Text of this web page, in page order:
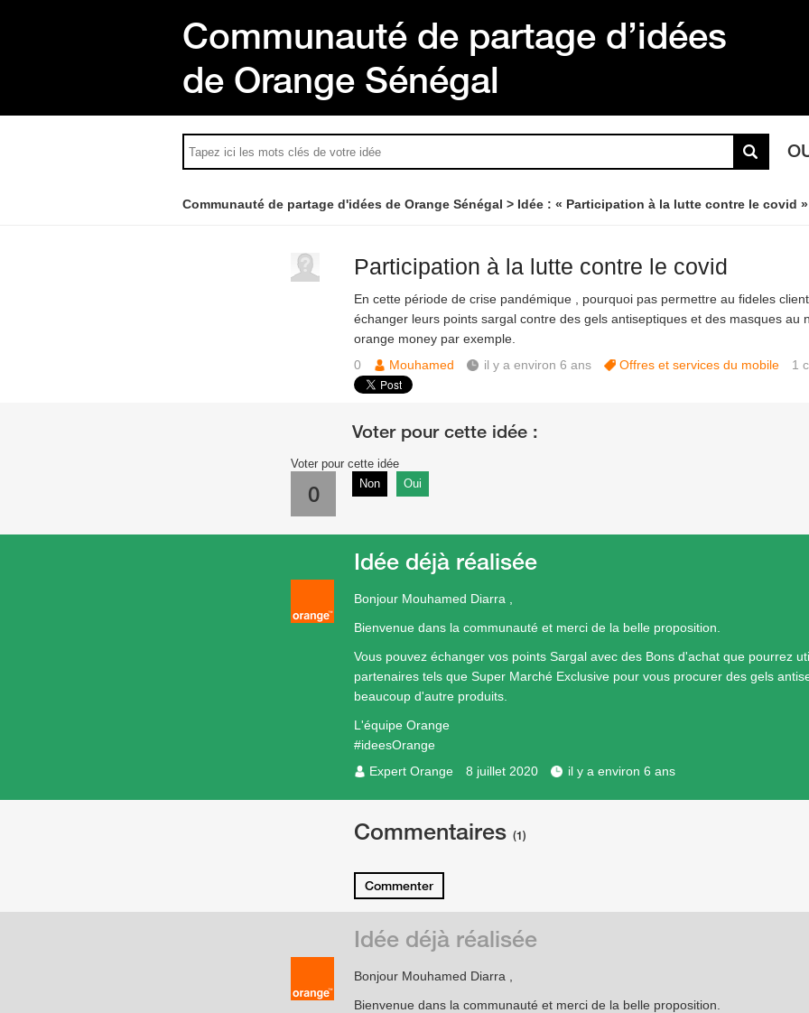
Communauté de partage d’idées
de Orange Sénégal
Communauté de partage d'idées de Orange Sénégal Idée : « Participation à la lutte contre le covid »
Participation à la lutte contre le covid
En cette période de crise pandémique , pourquoi pas permettre au fideles
échanger leurs points sargal contre des gels antiseptiques et des masques au
orange money par exemple.
0
Mouhamed il y a environ 6 ans Offres et services du mobile 1
Voter pour cette idée
0 Non Oui
Bonjour Mouhamed Diarra ,
Bienvenue dans la communauté et merci de la belle proposition.
Vous pouvez échanger vos points Sargal avec des Bons d'achat que pourrez
partenaires tels que Super Marché Exclusive pour vous procurer des gels
beaucoup d'autre produits.
L'équipe Orange
#ideesOrange
Expert Orange
8 juillet 2020 il y a environ 6 ans
Idée déjà réalisée
Commentaires (1)
Commenter
Bonjour Mouhamed Diarra ,
Bienvenue dans la communauté et merci de la belle proposition.
Idée déjà réalisée